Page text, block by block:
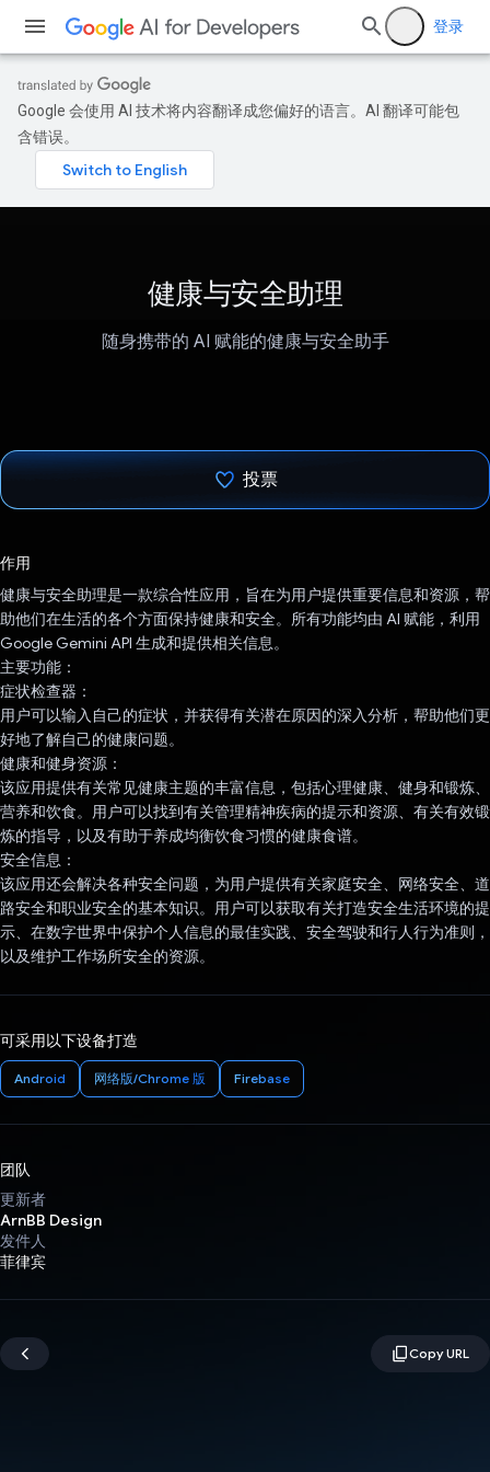
登录
Google 会使用 AI 技术将内容翻译成您偏好的语言。AI 翻译可能包
含错误。
健康与安全助理
随身携带的 AI 赋能的健康与安全助手
投票
作用
健康与安全助理是一款综合性应用，旨在为用户提供重要信息和资源，帮
助他们在生活的各个方面保持健康和安全。所有功能均由 AI 赋能，利用
Google Gemini API 生成和提供相关信息。
主要功能：
症状检查器：
用户可以输入自己的症状，并获得有关潜在原因的深入分析，帮助他们更
好地了解自己的健康问题。
健康和健身资源：
该应用提供有关常见健康主题的丰富信息，包括心理健康、健身和锻炼、
营养和饮食。用户可以找到有关管理精神疾病的提示和资源、有关有效锻
炼的指导，以及有助于养成均衡饮食习惯的健康食谱。
安全信息：
该应用还会解决各种安全问题，为用户提供有关家庭安全、网络安全、道
路安全和职业安全的基本知识。用户可以获取有关打造安全生活环境的提
示、在数字世界中保护个人信息的最佳实践、安全驾驶和行人行为准则，
以及维护工作场所安全的资源。
可采用以下设备打造
Android 网络版/Chrome 版 Firebase
团队
更新者
ArnBB Design
发件人
菲律宾